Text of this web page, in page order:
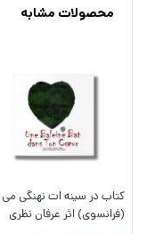
محصولات مشابه
کتاب در سینه ات نهنگی می
(فرانسوی) اثر عرفان نظری